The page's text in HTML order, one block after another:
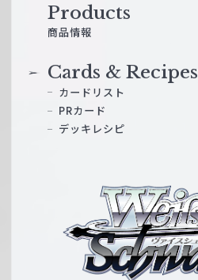
ス
Products
商品情報
Cards & Recipes
カードリスト
PRカード
デッキレシピ